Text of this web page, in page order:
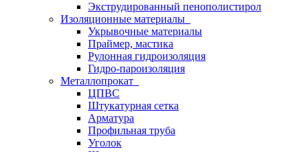
Экструдированный пенополистирол
Изоляционные материалы
Укрывочные материалы
Праймер, мастика
Рулонная гидроизоляция
Гидро-пароизоляция
Металлопрокат
ЦПВС
Штукатурная сетка
Арматура
Профильная труба
Уголок